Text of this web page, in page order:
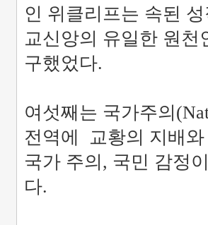
인 위클리프는 속된
교신앙의 유일한 원천
구했었다.
여섯째는 국가주의
전역에 교황의 지배
국가 주의, 국민 감정
다.